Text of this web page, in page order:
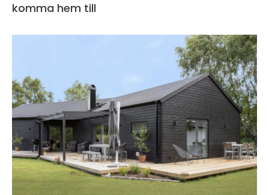
komma hem till